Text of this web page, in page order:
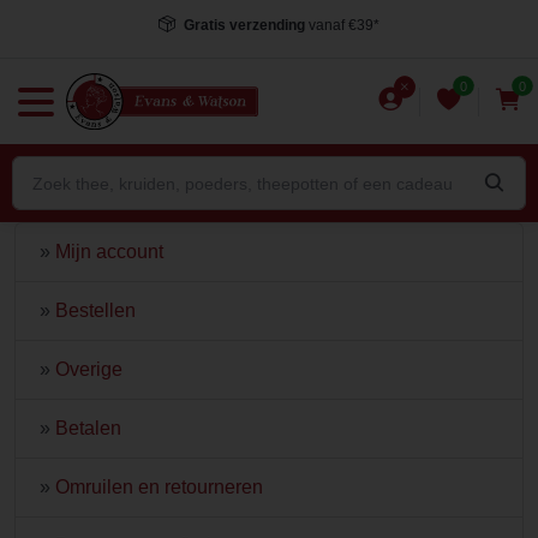
Gratis verzending vanaf €39*
0 0
» Mijn account
» Bestellen
» Overige
» Betalen
» Omruilen en retourneren